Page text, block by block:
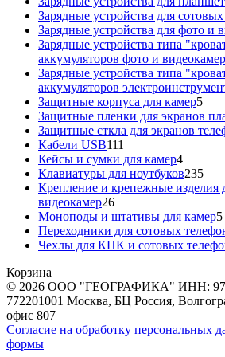
Зарядные устройства для
Зарядные устройства для фото и
Зарядные устройства типа
аккумуляторов фото и видеокамер
Зарядные устройства типа
аккумуляторов
Защитные корпуса для камер55
Защитные пленки для экранов
Защитные сткла для экранов
Кабели USB111
товаров
Кейсы и сумки для камер44
товара
Клавиатуры для ноутбуков235235
Крепление и крепежные изделия
видеокамер2626
товаров
Моноподы и штативы для камер55
Переходники для сотовых
Чехлы для КПК и сотовых
Корзина
© 2026 ООО "ГЕОГРАФИКА" ИНН:
772201001 Москва, БЦ Россия,
офис 807
Согласие на обработку персональных
формы